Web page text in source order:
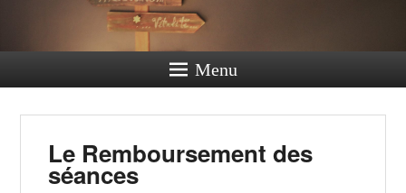
Menu
Le Remboursement des
séances